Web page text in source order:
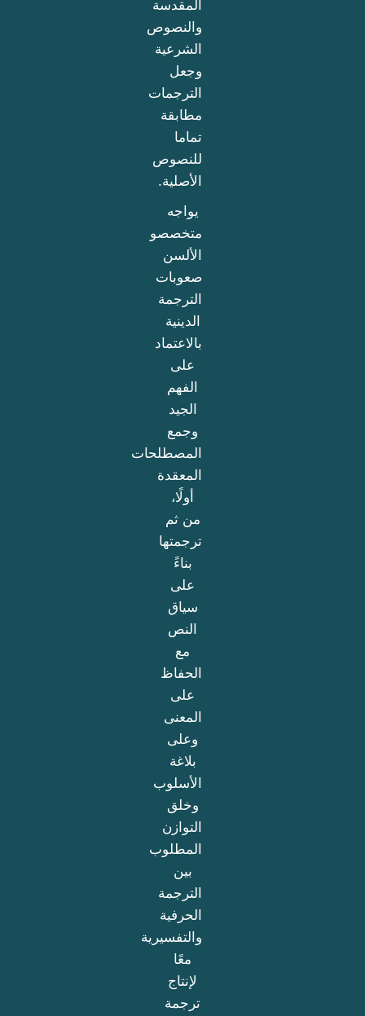
المقدسة
والنصوص
الشرعية
وجعل
الترجمات
مطابقة
تماما
للنصوص
الأصلية.
يواجه
متخصصو
الألسن
صعوبات
الترجمة
الدينية
بالاعتماد
على
الفهم
الجيد
وجمع
المصطلحات
المعقدة
أولًا،
من ثم
ترجمتها
بناءً
على
سياق
النص
مع
الحفاظ
على
المعنى
وعلى
بلاغة
الأسلوب
وخلق
التوازن
المطلوب
بين
الترجمة
الحرفية
والتفسيرية
معًا
لإنتاج
ترجمة